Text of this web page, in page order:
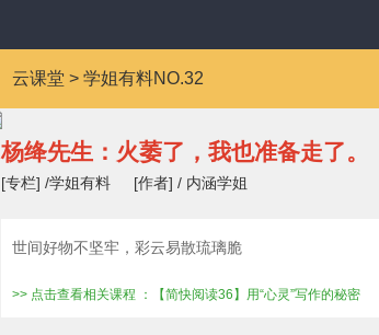
云课堂 > 学姐有料NO.32
杨绛先生：火萎了，我也准备走了。
[专栏] /学姐有料 [作者] / 内涵学姐
世间好物不坚牢，彩云易散琉璃脆
>> 点击查看相关课程 ：【简快阅读36】用“心灵”写作的秘密